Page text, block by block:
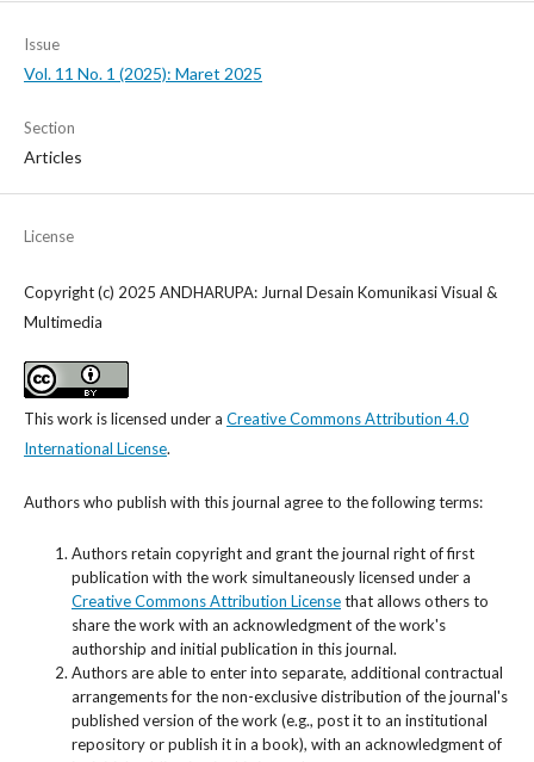
Issue
Vol. 11 No. 1 (2025): Maret 2025
Section
Articles
License
Copyright (c) 2025 ANDHARUPA: Jurnal Desain Komunikasi Visual &
Multimedia
This work is licensed under a Creative Commons Attribution 4.0
International License.
Authors who publish with this journal agree to the following terms:
Authors retain copyright and grant the journal right of first
publication with the work simultaneously licensed under a
Creative Commons Attribution Licensethat allows others to
share the work with an acknowledgment of the work's
authorship and initial publication in this journal.
Authors are able to enter into separate, additional contractual
arrangements for the non-exclusive distribution of the journal's
published version of the work (e.g., post it to an institutional
repository or publish it in a book), with an acknowledgment of